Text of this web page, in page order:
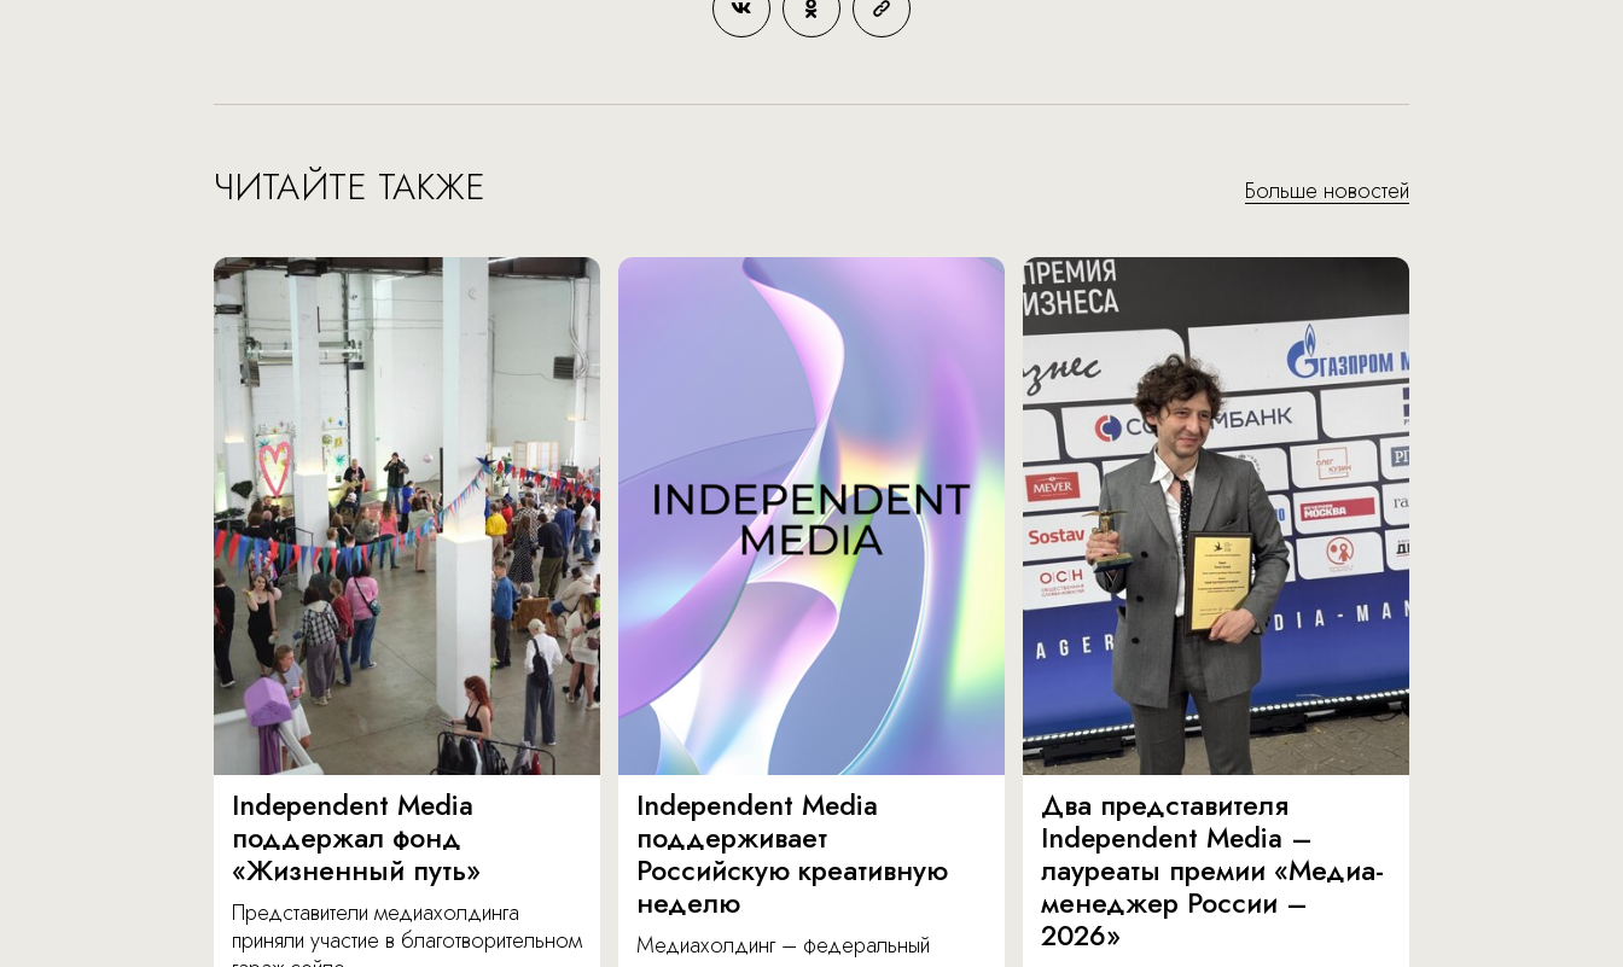
ЧИТАЙТЕ ТАКЖЕ Больше новостей
Independent Media
поддержал фонд
«Жизненный путь»
Представители медиахолдинга
приняли участие в благотворительном
Independent Media
поддерживает
Российскую креативную
неделю
Медиахолдинг – федеральный
Два представителя
Independent Media –
лауреаты премии «Медиа-
менеджер России –
2026»